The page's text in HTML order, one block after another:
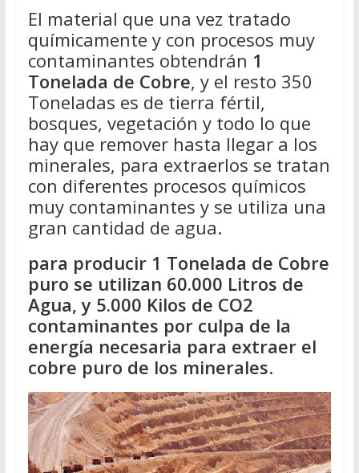
El material que una vez tratado
químicamente y con procesos muy
contaminantes obtendrán 1
Tonelada de Cobre, y el resto 350
Toneladas es de tierra fértil,
bosques, vegetación y todo lo que
hay que remover hasta llegar a los
minerales, para extraerlos se tratan
con diferentes procesos químicos
muy contaminantes y se utiliza una
gran cantidad de agua.
para producir 1 Tonelada de Cobre
puro se utilizan 60.000 Litros de
Agua, y 5.000 Kilos de CO2
contaminantes por culpa de la
energía necesaria para extraer el
cobre puro de los minerales.